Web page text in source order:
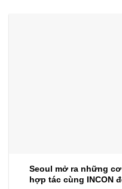
Seoul mở ra những
hợp tác cùng INCON